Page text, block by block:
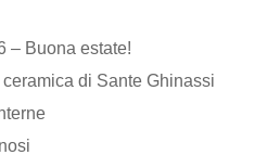
– Buona estate!
ceramica di Sante Ghinassi